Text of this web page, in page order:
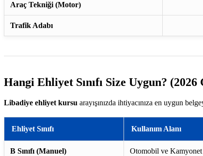
Araç Tekniği (Motor)
Trafik Adabı
Hangi Ehliyet Sınıfı Size Uygun? (2026
Libadiye ehliyet kursu arayışınızda ihtiyacınıza en uygun
Ehliyet Sınıfı Kullanım Alanı
B Sınıfı (Manuel) Otomobil ve Kamyonet